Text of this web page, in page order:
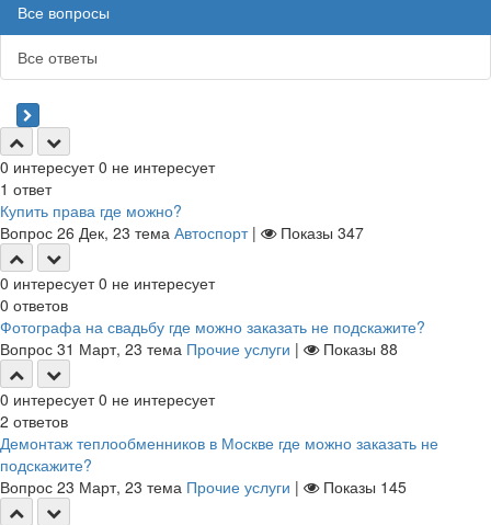
Все вопросы
Все ответы
0 интересует 0 не интересует
1 ответ
Купить права где можно?
Вопрос 26 Дек, 23 тема Автоспорт | Показы 347
0 интересует 0 не интересует
0 ответов
Фотографа на свадьбу где можно заказать не подскажите?
Вопрос 31 Март, 23 тема Прочие услуги | Показы 88
0 интересует 0 не интересует
2 ответов
Демонтаж теплообменников в Москве где можно заказать не
подскажите?
Вопрос 23 Март, 23 тема Прочие услуги | Показы 145